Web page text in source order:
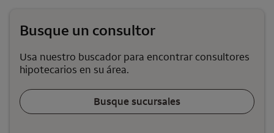
Busque un consultor
Usa nuestro buscador para encontrar consultores
hipotecarios en su área.
Busque sucursales